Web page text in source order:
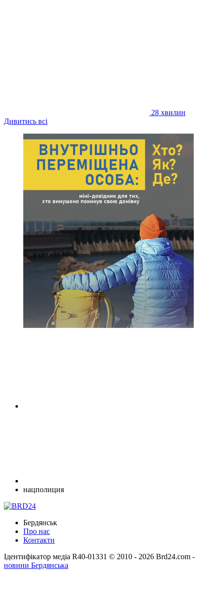
28 хвилин
Дивитись всі
нацполиция
Бердянськ
Про нас
Контакти
Ідентифікатор медіа R40-01331 © 2010 - 2026 Brd24.com -
новини Бердянська